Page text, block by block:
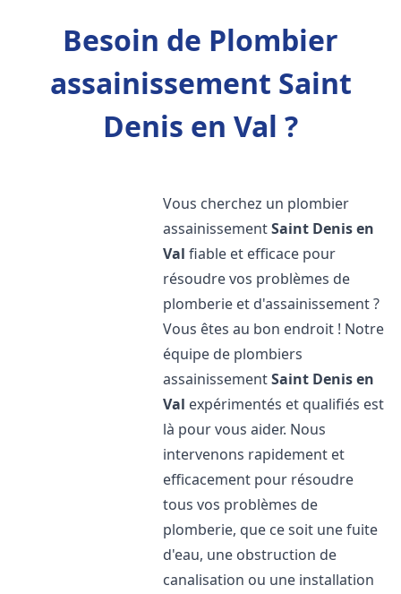
Besoin de Plombier
assainissement Saint
Denis en Val ?
Vous cherchez un plombier
assainissementSaint Denis en
Val fiable et efficace pour
résoudre vos problèmes de
plomberie et d'assainissement ?
Vous êtes au bon endroit ! Notre
équipe de plombiers
assainissementSaint Denis en
Val expérimentés et qualifiés est
là pour vous aider. Nous
intervenons rapidement et
efficacement pour résoudre
tous vos problèmes de
plomberie, que ce soit une fuite
d'eau, une obstruction de
canalisation ou une installation